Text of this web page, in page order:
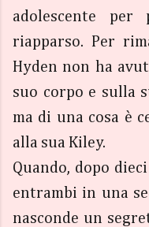
adolescente
riapparso. Per
Hyden non ha
suo corpo e sulla
ma di una cosa è
alla sua Kiley.
Quando, dopo
entrambi in una
nasconde un